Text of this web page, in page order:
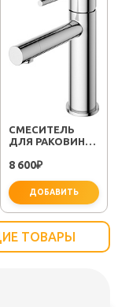
СМЕСИТЕЛЬ
ДЛЯ РАКОВИНЫ
LS2-01-W0 ХРОМ
8 600₽
ДОБАВИТЬ
ТОВАРЫ